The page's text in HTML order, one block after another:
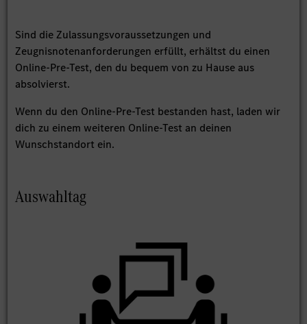
Sind die Zulassungsvoraussetzungen und
Zeugnisnotenanforderungen erfüllt, erhältst du einen
Online-Pre-Test, den du bequem von zu Hause aus
absolvierst.
Wenn du den Online-Pre-Test bestanden hast, laden wir
dich zu einem weiteren Online-Test an deinen
Wunschstandort ein.
Auswahltag